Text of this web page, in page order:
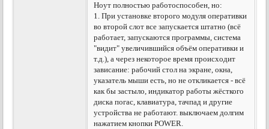
Ноут полностью работоспособен, но:
1. При установке второго модуля оперативки
во второй слот все запускается штатно (всё
работает, запускаются программы, система
"видит" увеличившийся объём оперативки и
т.д.), а через некоторое время происходит
зависание: рабочий стол на экране, окна,
указатель мыши есть, но не откликается - всё
как бы застыло, индикатор работы жёсткого
диска погас, клавиатура, тачпад и другие
устройства не работают. выключаем долгим
нажатием кнопки POWER.